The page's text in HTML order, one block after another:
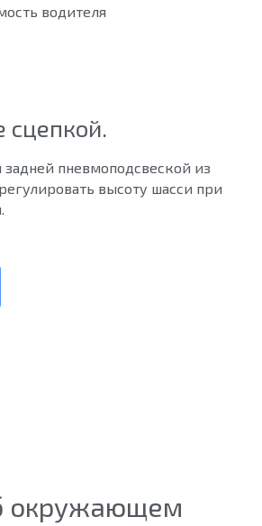
водителя
сцепкой.
задней пневмоподсвеской из
высоту шасси при
окружающем